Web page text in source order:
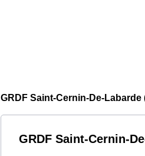
GRDF Saint-Cernin-De-Labarde
GRDF Saint-Cernin-